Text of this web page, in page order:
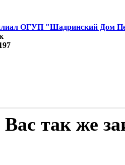
ОГУП "Шадринский Дом
так же